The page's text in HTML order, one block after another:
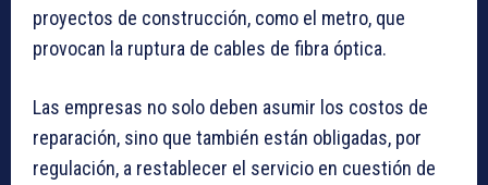
proyectos de construcción, como el metro, que
provocan la ruptura de cables de fibra óptica.
Las empresas no solo deben asumir los costos de
reparación, sino que también están obligadas, por
regulación, a restablecer el servicio en cuestión de